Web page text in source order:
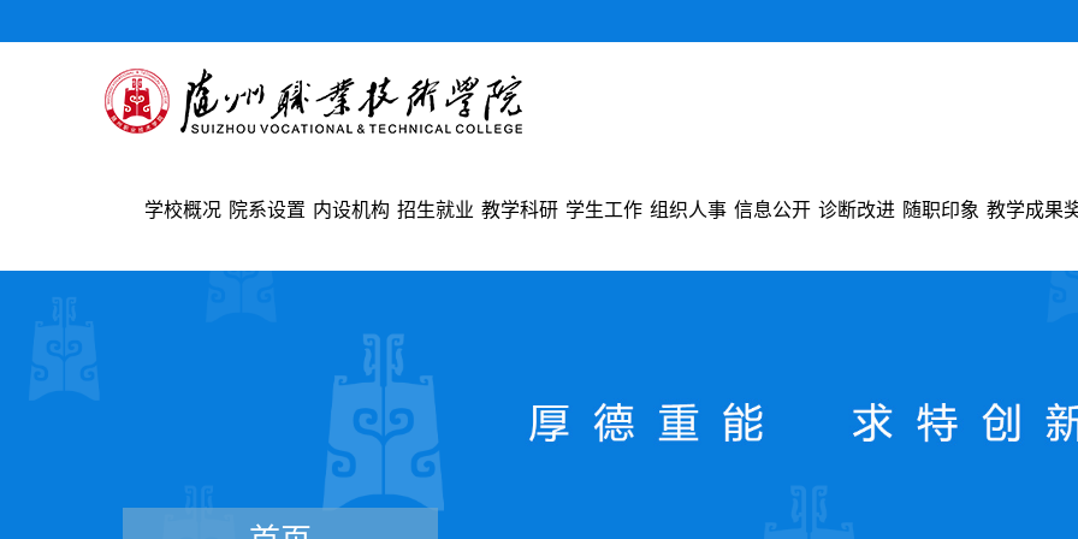
学校概况 院系设置 内设机构 招生就业 教学科研 学生工作 组织人事 信息公开 诊断改进 随职印象 教学成果